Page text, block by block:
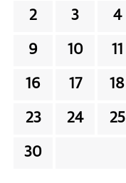
2 3 4
9 10 11
16 17 18
23 24 25
30